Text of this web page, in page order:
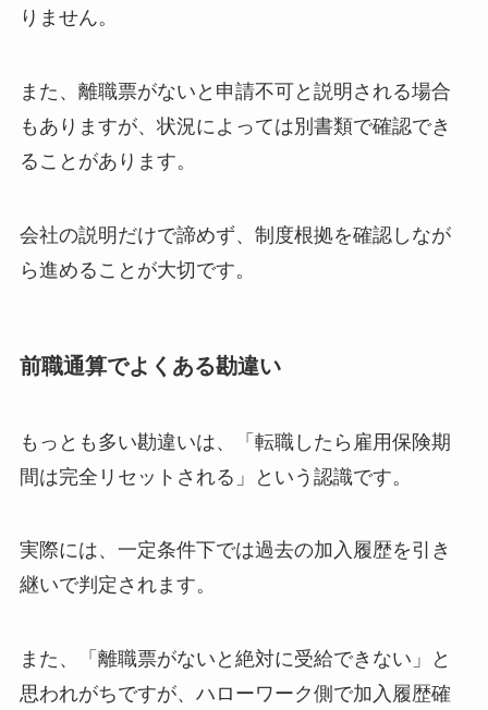
りません。
また、離職票がないと申請不可と説明される場合
もありますが、状況によっては別書類で確認でき
ることがあります。
会社の説明だけで諦めず、制度根拠を確認しなが
ら進めることが大切です。
前職通算でよくある勘違い
もっとも多い勘違いは、「転職したら雇用保険期
間は完全リセットされる」という認識です。
実際には、一定条件下では過去の加入履歴を引き
継いで判定されます。
また、「離職票がないと絶対に受給できない」と
思われがちですが、ハローワーク側で加入履歴確